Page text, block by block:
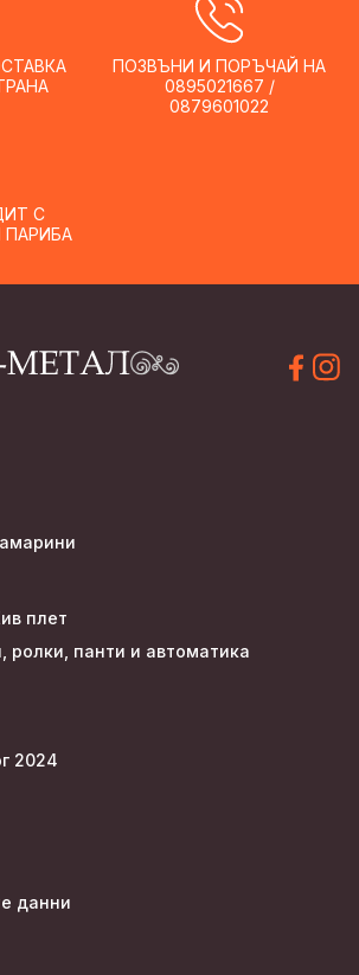
ПОЗВЪНИ И ПОРЪЧАЙ НА
0895021667 /
0879601022
С
ПАРИБА
плет
ролки, панти и автоматика
2024
данни